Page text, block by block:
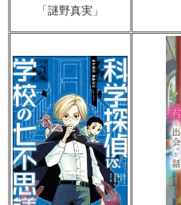
「謎野真実」